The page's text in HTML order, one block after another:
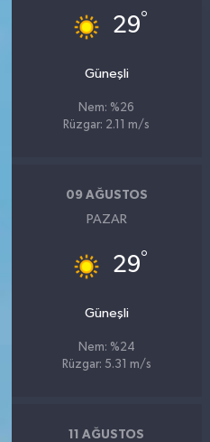
29°
Güneşli
Nem: %26
Rüzgar: 2.11 m/s
09 AĞUSTOS
PAZAR
29°
Güneşli
Nem: %24
Rüzgar: 5.31 m/s
11 AĞUSTOS